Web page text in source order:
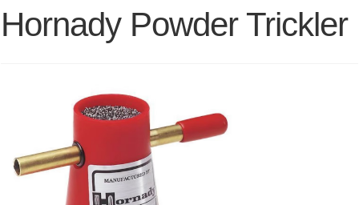
Hornady Powder Trickler